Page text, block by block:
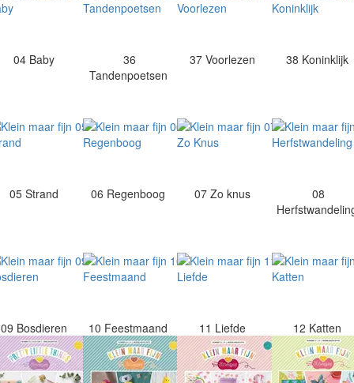
04 Baby
36
Tandenpoetsen
37 Voorlezen 38 Koninklijk
05 Strand 06 Regenboog 07 Zo knus
08
09 Bosdieren 10 Feestmaand 11 Liefde 12 Katten